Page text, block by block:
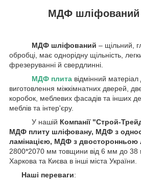
МДФ шліфований
МДФ шліфований ‒ щільний,
обробці, має однорідну щільність,
фрезеруванні й свердлинні.
МДФ плита відмінний матеріал
виготовлення міжкімнатних дверей,
коробок, меблевих фасадів та інших
меблів та інтер'єру.
У нашій Компанії "Строй-
МДФ плиту шліфовану, МДФ з
ламінацією, МДФ з двосторонньою
2800*2070 мм товщини від 6 мм до 38
Харкова та Києва в інші міста України.
Наші переваги: